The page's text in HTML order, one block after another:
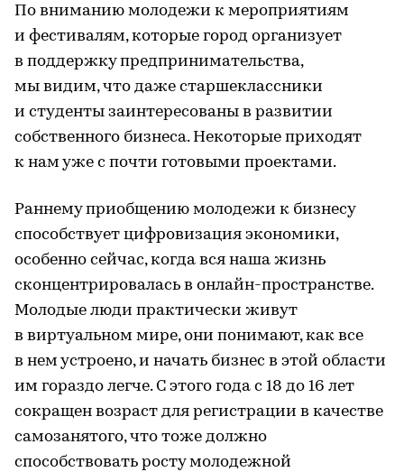
По вниманию молодежи к мероприятиям
и фестивалям, которые город организует
в поддержку предпринимательства,
мы видим, что даже старшеклассники
и студенты заинтересованы в развитии
собственного бизнеса. Некоторые приходят
к нам уже с почти готовыми проектами.
Раннему приобщению молодежи к бизнесу
способствует цифровизация экономики,
особенно сейчас, когда вся наша жизнь
сконцентрировалась в онлайн-пространстве.
Молодые люди практически живут
в виртуальном мире, они понимают, как все
в нем устроено, и начать бизнес в этой области
им гораздо легче. С этого года с 18 до 16 лет
сокращен возраст для регистрации в качестве
самозанятого, что тоже должно
способствовать росту молодежной